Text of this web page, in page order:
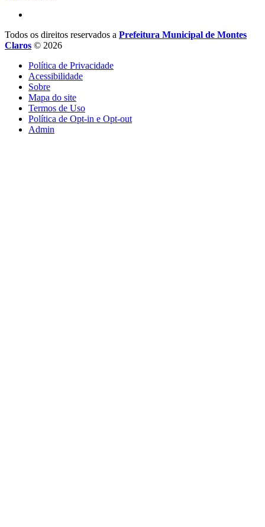
Todos os direitos reservados a Prefeitura Municipal de Montes
Claros © 2026
Política de Privacidade
Acessibilidade
Sobre
Mapa do site
Termos de Uso
Política de Opt-in e Opt-out
Admin